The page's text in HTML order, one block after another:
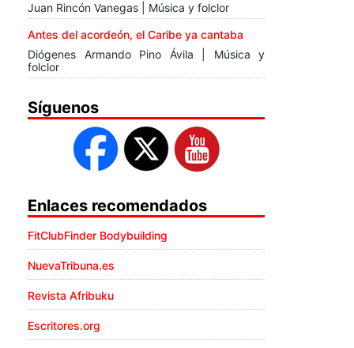
Juan Rincón Vanegas | Música y folclor
Antes del acordeón, el Caribe ya cantaba
Diógenes Armando Pino Ávila | Música y
folclor
Síguenos
Enlaces recomendados
FitClubFinder Bodybuilding
NuevaTribuna.es
Revista Afribuku
Escritores.org